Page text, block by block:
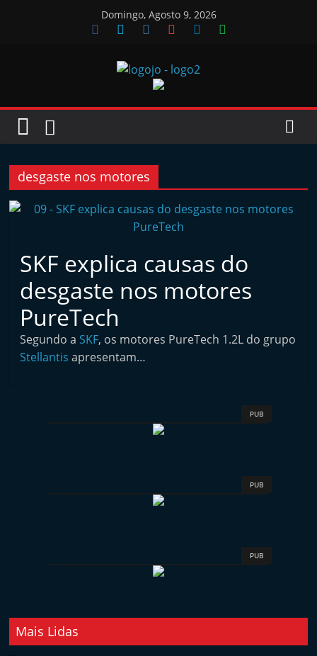
Domingo, Agosto 9, 2026
Jornal
Oficinas
J
n
a
i
n
t
desgaste nos motores
SKF explica causas do
desgaste nos motores
PureTech
Segundo a SKF, os motores PureTech 1.2L do grupo
Stellantis apresentam…
PUB
PUB
PUB
Mais Lidas